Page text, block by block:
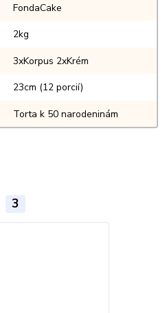
FondaCake
2kg
3xKorpus 2xKrém
23cm (12 porcií)
Torta k 50 narodeninám
3